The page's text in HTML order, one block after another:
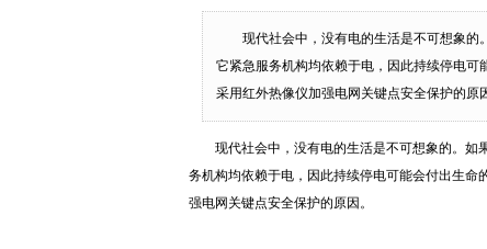
现代社会中，没有电的生活是不可想象
它紧急服务机构均依赖于电，因此持续停电
采用红外热像仪加强电网关键点安全保护的原
现代社会中，没有电的生活是不可想象的。如
务机构均依赖于电，因此持续停电可能会付出生
强电网关键点安全保护的原因。